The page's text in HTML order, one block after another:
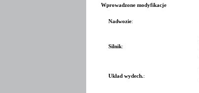
Wprowadzone modyfikacje
Nadwozie:
Silnik:
Układ wydech.: